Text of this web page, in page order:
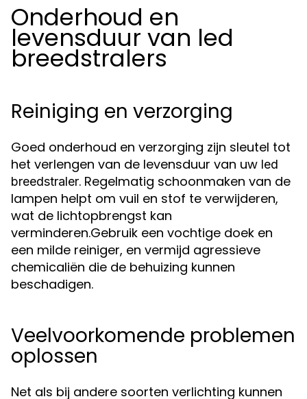
Onderhoud en
levensduur van led
breedstralers
Reiniging en verzorging
Goed onderhoud en verzorging zijn sleutel tot
het verlengen van de levensduur van uw led
breedstraler. Regelmatig schoonmaken van de
lampen helpt om vuil en stof te verwijderen,
wat de lichtopbrengst kan
verminderen.Gebruik een vochtige doek en
een milde reiniger, en vermijd agressieve
chemicaliën die de behuizing kunnen
beschadigen.
Veelvoorkomende problemen
oplossen
Net als bij andere soorten verlichting kunnen